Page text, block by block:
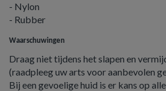
- Nylon
- Rubber
Waarschuwingen
Draag niet tijdens het slapen en
(raadpleeg uw arts voor aanbevolen
Bij een gevoelige huid is er kans op